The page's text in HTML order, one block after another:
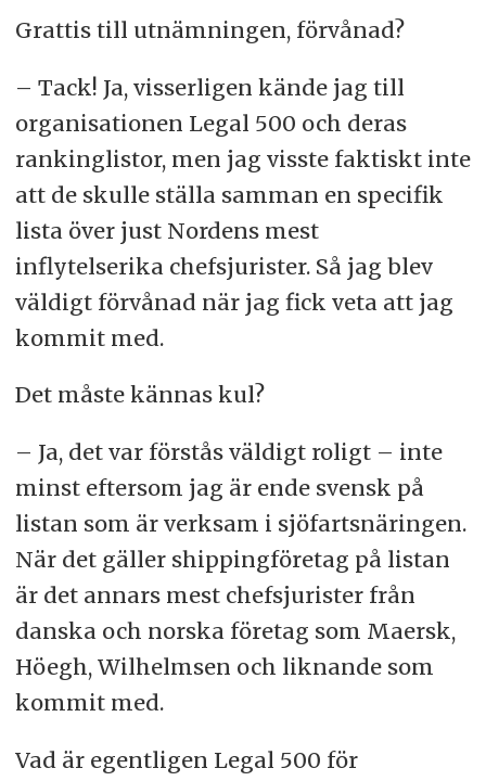
Grattis till utnämningen, förvånad?
– Tack! Ja, visserligen kände jag till
organisationen Legal 500 och deras
rankinglistor, men jag visste faktiskt inte
att de skulle ställa samman en specifik
lista över just Nordens mest
inflytelserika chefsjurister. Så jag blev
väldigt förvånad när jag fick veta att jag
kommit med.
Det måste kännas kul?
– Ja, det var förstås väldigt roligt – inte
minst eftersom jag är ende svensk på
listan som är verksam i sjöfartsnäringen.
När det gäller shippingföretag på listan
är det annars mest chefsjurister från
danska och norska företag som Maersk,
Höegh, Wilhelmsen och liknande som
kommit med.
Vad är egentligen Legal 500 för